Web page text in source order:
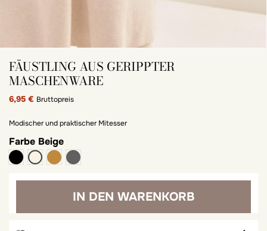
FÄUSTLING AUS GERIPPTER
MASCHENWARE
6,95 € Bruttopreis
Modischer und praktischer Mitesser
Farbe Beige
schwarzBeigeKamelGrau
IN DEN WARENKORB